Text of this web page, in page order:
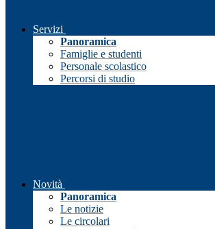
Servizi
Panoramica
Famiglie e studenti
Personale scolastico
Percorsi di studio
Novità
Panoramica
Le notizie
Le circolari